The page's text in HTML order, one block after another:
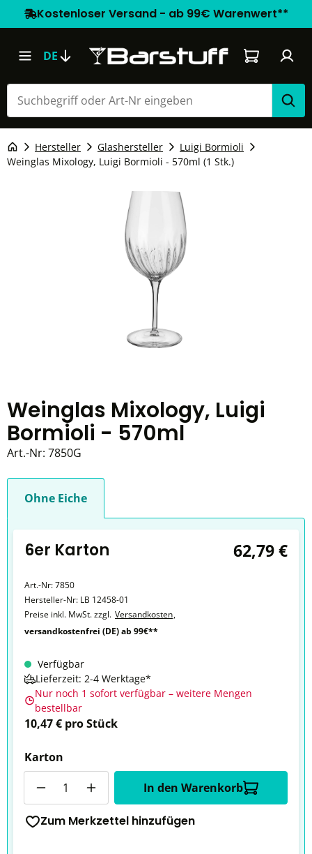
Kostenloser Versand - ab 99€ Warenwert**
DE Warenkorb
Hersteller Glashersteller
Luigi Bormioli
Weinglas Mixology, Luigi Bormioli - 570ml (1 Stk.)
Weinglas Mixology, Luigi
Bormioli - 570ml
Art.-Nr: 7850G
Ohne Eiche
6er Karton 62,79 €
Art.-Nr:7850
Hersteller-Nr: LB 12458-01
Preise inkl. MwSt. zzgl. Versandkosten,
versandkostenfrei (DE) ab 99€**
Verfügbar
Lieferzeit: 2-4 Werktage*
Nur noch 1 sofort verfügbar – weitere Mengen
bestellbar
10,47 € pro Stück
Karton
In den Warenkorb
Zum Merkzettel hinzufügen